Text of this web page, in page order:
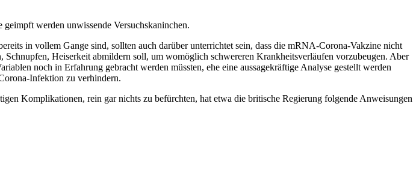
werden unwissende Versuchskaninchen.
in vollem Gange sind, sollten auch darüber unterrichtet sein, dass die mRNA-Corona-Vakzine nicht
Heiserkeit abmildern soll, um womöglich schwereren Krankheitsverläufen vorzubeugen. Aber
noch in Erfahrung gebracht werden müssten, ehe eine aussagekräftige Analyse gestellt werden
Infektion zu verhindern.
Komplikationen, rein gar nichts zu befürchten, hat etwa die britische Regierung folgende Anweisungen